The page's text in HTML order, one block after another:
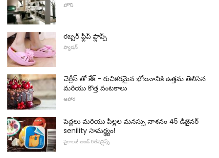
హౌస్
రబ్బర్ ఫ్లిప్ ఫ్లాప్స్
ఫ్యాషన్
చెర్రీస్ తో కేక్ - రుచికరమైన భోజనానికి ఉత్తమ తెలిసిన
మరియు కొత్త వంటకాలు
ఆహార
పెద్దలు మరియు పిల్లల మనస్సు నాశనం 45 డిజైనర్
senility సామర్థ్యం!
సైకాలజీ అండ్ రిలేషన్షిప్స్